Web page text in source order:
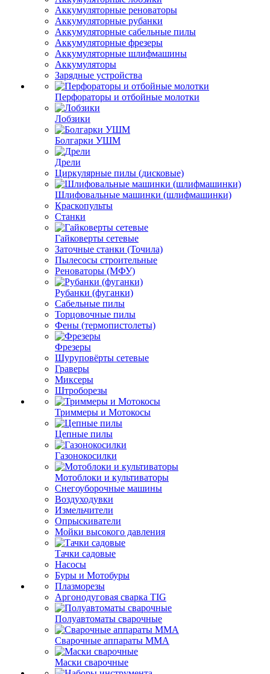
Аккумуляторные реноваторы
Аккумуляторные рубанки
Аккумуляторные сабельные пилы
Аккумуляторные фрезеры
Аккумуляторные шлифмашины
Аккумуляторы
Зарядные устройства
Перфораторы и отбойные молотки
Лобзики
Болгарки УШМ
Дрели
Циркулярные пилы (дисковые)
Шлифовальные машинки (шлифмашинки)
Краскопульты
Станки
Гайковерты сетевые
Заточные станки (Точила)
Пылесосы строительные
Реноваторы (МФУ)
Рубанки (фуганки)
Сабельные пилы
Торцовочные пилы
Фены (термопистолеты)
Фрезеры
Шуруповёрты сетевые
Граверы
Миксеры
Штроборезы
Триммеры и Мотокосы
Цепные пилы
Газонокосилки
Мотоблоки и культиваторы
Снегоуборочные машины
Воздуходувки
Измельчители
Опрыскиватели
Мойки высокого давления
Тачки садовые
Насосы
Буры и Мотобуры
Плазморезы
Аргонодуговая сварка TIG
Полуавтоматы сварочные
Сварочные аппараты ММА
Маски сварочные